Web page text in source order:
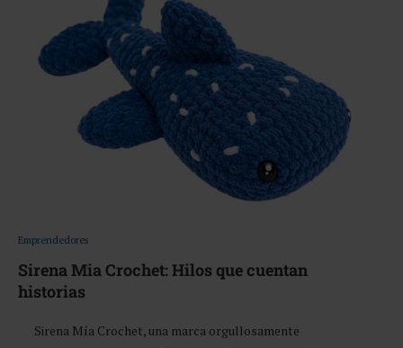
Emprendedores
Sirena Mia Crochet: Hilos que cuentan
historias
Sirena Mía Crochet, una marca orgullosamente